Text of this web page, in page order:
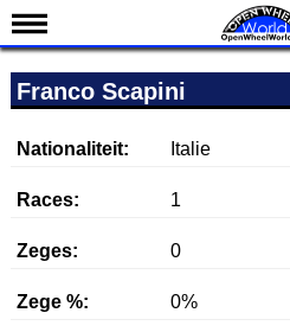
Nieuws
Kalender
Uitslagen
Teams
IndyCar 101
Franco Scapini
Nationaliteit: Italie
Races: 1
Zeges: 0
Zege %: 0%